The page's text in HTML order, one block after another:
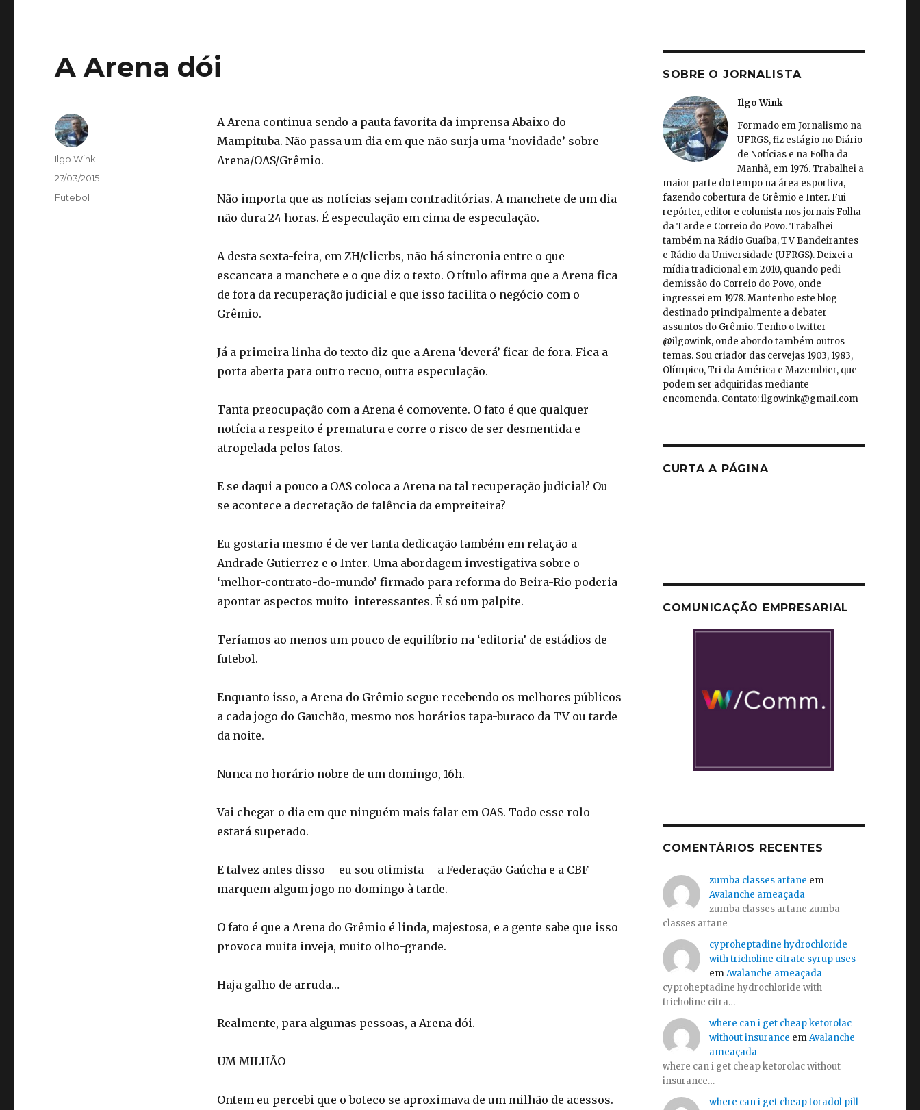
A Arena dói
A Arena continua sendo a pauta favorita da imprensa Abaixo do
Mampituba. Não passa um dia em que não surja uma ‘novidade’ sobre
Arena/OAS/Grêmio.
Não importa que as notícias sejam contraditórias. A manchete de um dia
não dura 24 horas. É especulação em cima de especulação.
A desta sexta-feira, em ZH/clicrbs, não há sincronia entre o que
escancara a manchete e o que diz o texto. O título afirma que a Arena fica
de fora da recuperação judicial e que isso facilita o negócio com o
Grêmio.
Já a primeira linha do texto diz que a Arena ‘deverá’ ficar de fora. Fica a
porta aberta para outro recuo, outra especulação.
Tanta preocupação com a Arena é comovente. O fato é que qualquer
notícia a respeito é prematura e corre o risco de ser desmentida e
atropelada pelos fatos.
E se daqui a pouco a OAS coloca a Arena na tal recuperação judicial? Ou
se acontece a decretação de falência da empreiteira?
Eu gostaria mesmo é de ver tanta dedicação também em relação a
Andrade Gutierrez e o Inter. Uma abordagem investigativa sobre o
‘melhor-contrato-do-mundo’ firmado para reforma do Beira-Rio poderia
apontar aspectos muito interessantes. É só um palpite.
Teríamos ao menos um pouco de equilíbrio na ‘editoria’ de estádios de
futebol.
Enquanto isso, a Arena do Grêmio segue recebendo os melhores públicos
a cada jogo do Gauchão, mesmo nos horários tapa-buraco da TV ou tarde
da noite.
Nunca no horário nobre de um domingo, 16h.
Vai chegar o dia em que ninguém mais falar em OAS. Todo esse rolo
estará superado.
E talvez antes disso – eu sou otimista – a Federação Gaúcha e a CBF
marquem algum jogo no domingo à tarde.
O fato é que a Arena do Grêmio é linda, majestosa, e a gente sabe que isso
provoca muita inveja, muito olho-grande.
Haja galho de arruda…
Realmente, para algumas pessoas, a Arena dói.
UM MILHÃO
Ontem eu percebi que o boteco se aproximava de um milhão de acessos.
Autor
Ilgo Wink
Publicado
27/03/2015
Categorias
Futebol
SOBRE O JORNALISTA
Ilgo Wink
Formado em Jornalismo na
UFRGS, fiz estágio no Diário
de Notícias e na Folha da
Manhã, em 1976. Trabalhei a
maior parte do tempo na área esportiva,
fazendo cobertura de Grêmio e Inter. Fui
repórter, editor e colunista nos jornais Folha
da Tarde e Correio do Povo. Trabalhei
também na Rádio Guaíba, TV Bandeirantes
e Rádio da Universidade (UFRGS). Deixei a
mídia tradicional em 2010, quando pedi
demissão do Correio do Povo, onde
ingressei em 1978. Mantenho este blog
destinado principalmente a debater
assuntos do Grêmio. Tenho o twitter
@ilgowink, onde abordo também outros
temas. Sou criador das cervejas 1903, 1983,
Olímpico, Tri da América e Mazembier, que
podem ser adquiridas mediante
encomenda. Contato: ilgowink@gmail.com
CURTA A PÁGINA
COMUNICAÇÃO EMPRESARIAL
COMENTÁRIOS RECENTES
zumba classes artane em
Avalanche ameaçada
zumba classes artane zumba
classes artane
cyproheptadine hydrochloride
with tricholine citrate syrup uses
emAvalanche ameaçada
cyproheptadine hydrochloride with
tricholine citra…
where can i get cheap ketorolac
without insurance emAvalanche
ameaçada
where can i get cheap ketorolac without
insurance…
where can i get cheap toradol pill